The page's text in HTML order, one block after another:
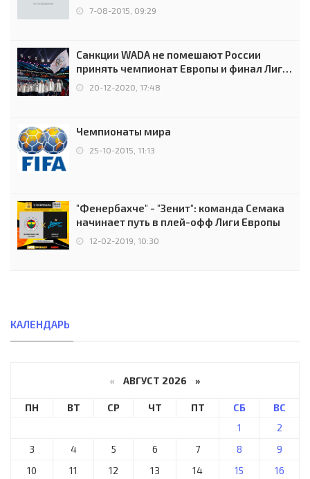
7-08-2015, 09:29
Санкции WADA не помешают России
принять чемпионат Европы и финал Лиги
чемпионов.
20-12-2020, 17:48
Чемпионаты мира
25-10-2015, 11:13
"Фенербахче" - "Зенит": команда Семака
начинает путь в плей-офф Лиги Европы
12-02-2019, 10:30
КАЛЕНДАРЬ
« АВГУСТ 2026 »
ПН ВТ СР ЧТ ПТ СБ
ВС
1
2
3
4 5 6 7 8
9
10
11 12 13 14 15
16